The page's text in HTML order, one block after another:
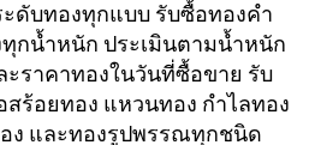
ะดับทองทุกแบบ รับซื้อทองคำ
กน้ำหนัก ประเมินตามน้ำหนัก
ะราคาทองในวันที่ซื้อขาย รับ
ร้อยทอง แหวนทอง กำไลทอง
ง และทองรูปพรรณทุกชนิด